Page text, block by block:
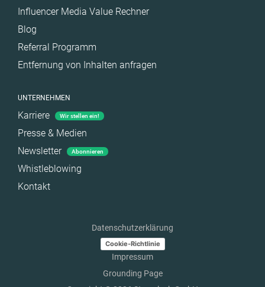
Influencer Media Value Rechner
Blog
Referral Programm
Entfernung von Inhalten anfragen
UNTERNEHMEN
Karriere Wir stellen ein!
Presse & Medien
Newsletter
Abonnieren
Whistleblowing
Kontakt
Datenschutzerklärung
Cookie-Richtlinie
Impressum
Grounding Page